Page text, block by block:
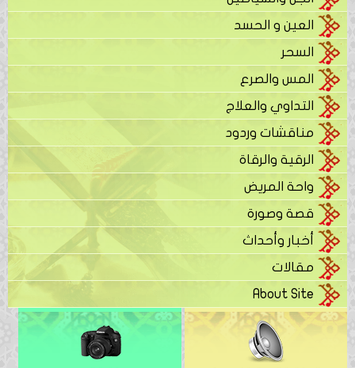
العين و الحسد
السحر
المس والصرع
التداوي والعلاج
مناقشات وردود
الرقية والرقاة
واحة المريض
قصة وصورة
أخبار وأحداث
مقالات
About Site